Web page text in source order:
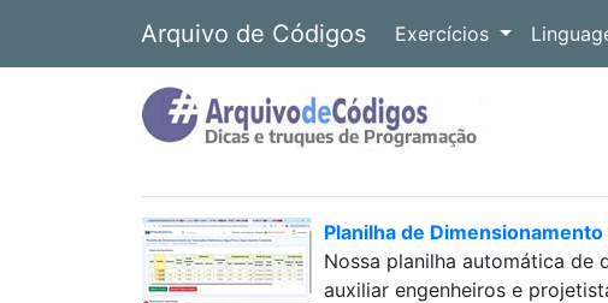
Arquivo de Códigos Exercícios
Planilha de
Nossa planilha automática de
auxiliar engenheiros e